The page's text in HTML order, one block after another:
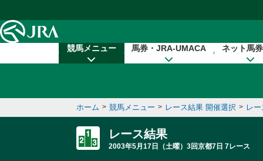
競馬メニュー 馬券・JRA-UMACA ネット馬
ホーム > 競馬メニュー > レース結果 開催選択 > レ
レース結果
2003年5月17日（土曜）3回京都7日 7レース